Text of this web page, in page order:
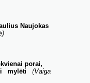
Naujokas
porai,
mylėti (Vaiga